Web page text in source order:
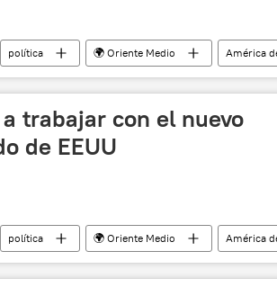
política 🌍 Oriente Medio
América
Mike Pompeo
trabajar con el nuevo
de EEUU
política 🌍 Oriente Medio
América
Cavusoglu Mike Pompeo noticias